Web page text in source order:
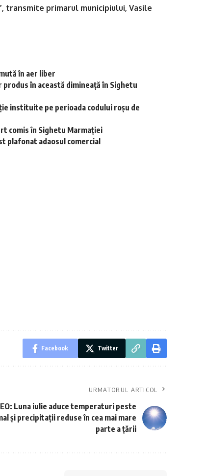
transmite primarul municipiului, Vasile
în aer liber
în această dimineață în Sighetu
instituite pe perioada codului roșu de
comis în Sighetu Marmației
plafonat adaosul comercial
Facebook Twitter
URMATORUL ARTICOL
Luna iulie aduce temperaturi peste
și precipitații reduse în cea mai mare
parte a țării